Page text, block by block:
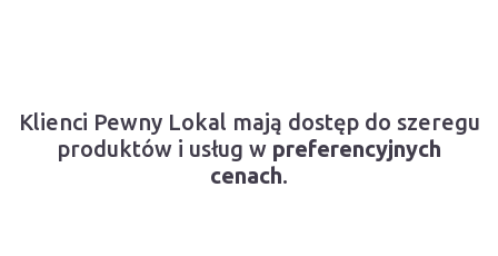
Klienci Pewny Lokal mają dostęp do szeregu
produktów i usług w preferencyjnych
cenach.